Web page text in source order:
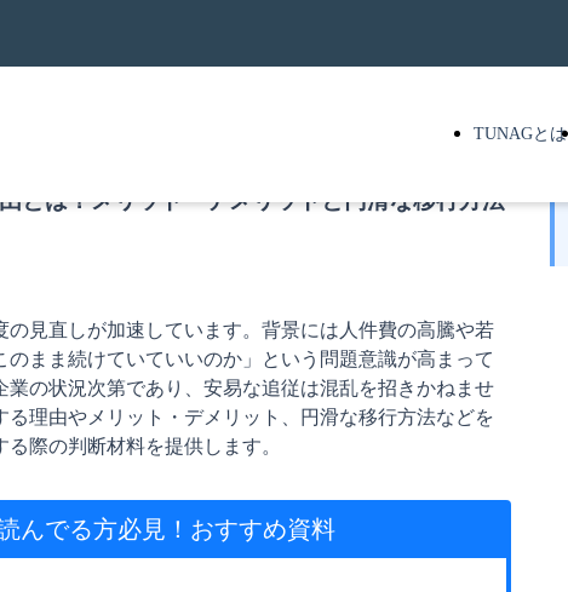
TUNAGとは
とは？メリット・デメリットと円滑な移行方法
見直しが加速しています。背景には人件費の高騰や若
まま続けていていいのか」という問題意識が高まって
の状況次第であり、安易な追従は混乱を招きかねませ
る理由やメリット・デメリット、円滑な移行方法などを
際の判断材料を提供します。
んでる方必見！ おすすめ資料